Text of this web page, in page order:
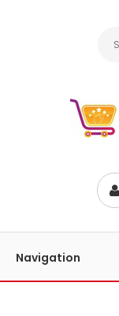
Navigation